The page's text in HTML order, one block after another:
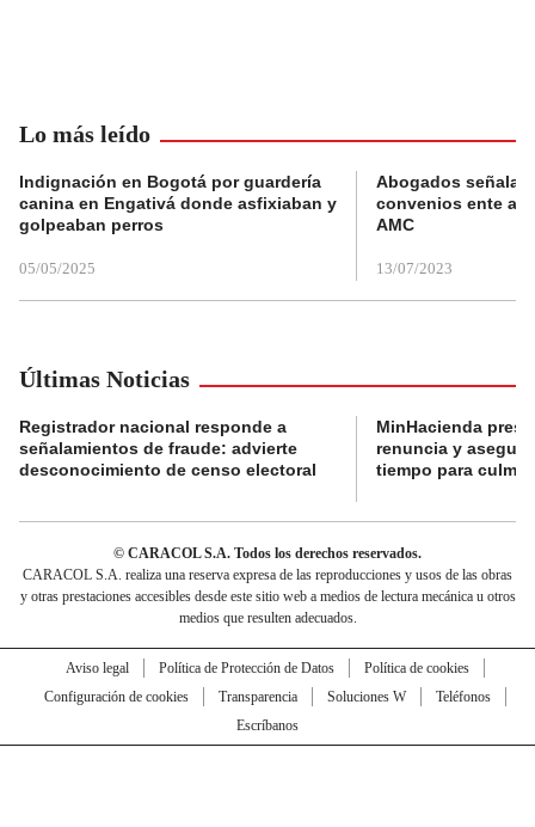
Lo más leído
Indignación en Bogotá por guardería
canina en Engativá donde asfixiaban y
golpeaban perros
05/05/2025
Abogados
convenios ente
AMC
13/07/2023
Últimas Noticias
Registrador nacional responde a
señalamientos de fraude: advierte
desconocimiento de censo electoral
MinHacienda
renuncia y
tiempo para
© CARACOL S.A. Todos los derechos reservados.
CARACOL S.A. realiza una reserva expresa de las reproducciones y usos de las obras
y otras prestaciones accesibles desde este sitio web a medios de lectura mecánica u otros
medios que resulten adecuados.
Aviso legal Política de Protección de Datos
Política de cookies
Configuración de cookies
Transparencia Soluciones W
Teléfonos
Escríbanos